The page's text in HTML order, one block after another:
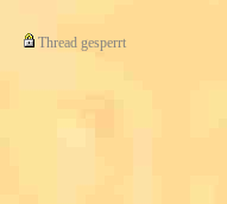
Thread gesperrt